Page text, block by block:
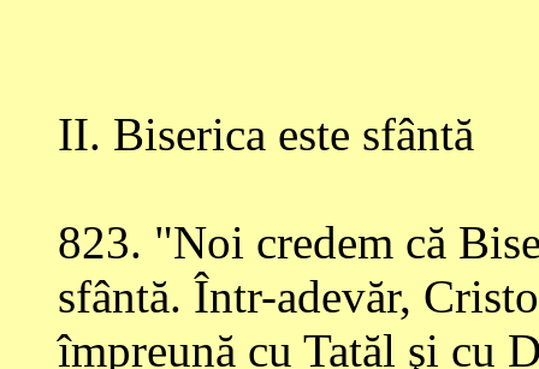
II. Biserica este sfântă
823. "Noi credem că
sfântă. Într-adevăr,
împreună cu Tatăl şi cu